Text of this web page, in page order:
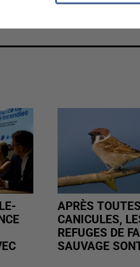
APRÈS
CANICULES,
REFUGES DE
SAUVAGE